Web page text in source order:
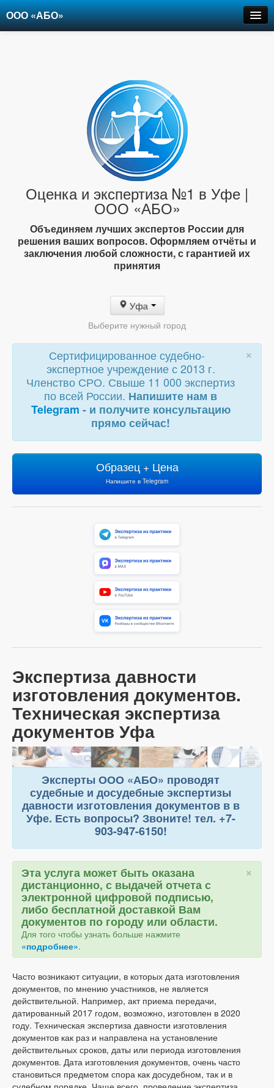
ООО «АБО»
Оценка и экспертиза №1 в Уфе |
ООО «АБО»
Объединяем лучших экспертов России для
решения ваших вопросов. Оформляем отчёты и
заключения любой сложности, с гарантией их
принятия
Уфа
Выберите нужный город
×
Сертифицированное судебно-
экспертное учреждение с 2013 г.
Членство СРО. Свыше 11 000 экспертиз
по всей России. Напишите нам в
Telegram - и получите консультацию
прямо сейчас!
Образец + Цена
Напишите в Telegram
Экспертиза давности
изготовления документов.
Техническая экспертиза
документов Уфа
Эксперты ООО «АБО» проводят
судебные и досудебные экспертизы
давности изготовления документов в в
Уфе. Есть вопросы? Звоните! тел. +7-
903-947-6150!
×
Эта услуга может быть оказана
дистанционно, с выдачей отчета с
электронной цифровой подписью,
либо бесплатной доставкой Вам
документов по городу или области.
Для того чтобы узнать больше нажмите
«подробнее».
Часто возникают ситуации, в которых дата изготовления
документов, по мнению участников, не является
действительной. Например, акт приема передачи,
датированный 2017 годом, возможно, изготовлен в 2020
году. Техническая экспертиза давности изготовления
документов как раз и направлена на установление
действительных сроков, даты или периода изготовления
документов. Дата изготовления документов, очень часто
становиться предметом спора как досудебном, так и в